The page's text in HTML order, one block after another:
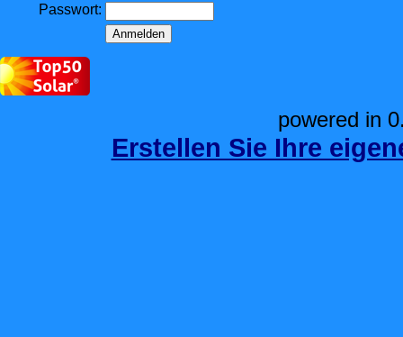
Passwort:
powered in
Erstellen Sie Ihre